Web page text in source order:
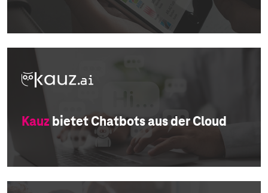
Kauz bietet Chatbots aus der Cloud